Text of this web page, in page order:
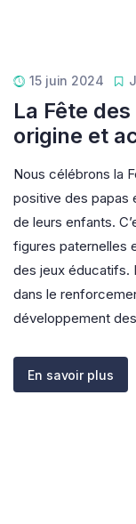
15 juin 2024
La Fête
origine et
Nous célébrons la
positive des papas
de leurs enfants.
figures paternelles
des jeux éducatifs.
dans le
développement des
En savoir plus